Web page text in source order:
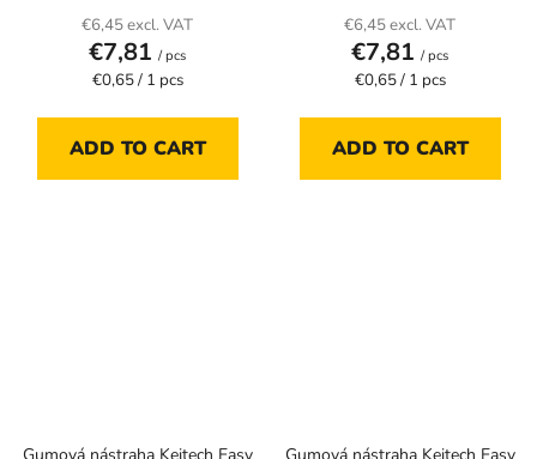
€6,45 excl. VAT
€7,81 / pcs
Measure
€0,65 / 1 pcs
ADD TO CART
€6,45 excl. VAT
€7,81 / pcs
Measure
€0,65 / 1 pcs
ADD TO CART